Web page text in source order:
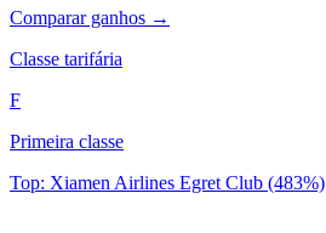
Comparar ganhos →
Classe tarifária
F
Primeira classe
Top: Xiamen Airlines Egret Club (483%)